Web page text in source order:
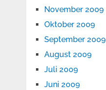
November 2009
Oktober 2009
September 2009
August 2009
Juli 2009
Juni 2009